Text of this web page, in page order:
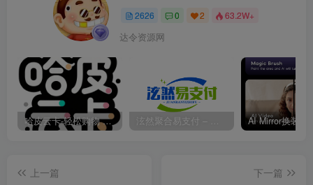
2626 0 2 63.2W+
达令资源网
哈皮云卡-轻松购物 即买即发 泫然聚合易支付 – 行业领先的免签约支付平台
上一篇
下一篇